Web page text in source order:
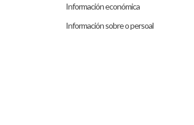
Información económica
Información sobre o persoal